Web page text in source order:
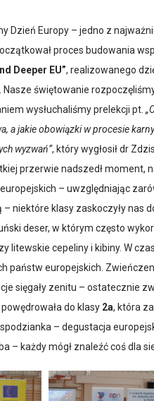
Dzień Europy – jedno z
proces budowania
Deeper EU”, realizowanego
Nasze świętowanie
wysłuchaliśmy prelekcji pt.
a jakie obowiązki w procesie
wyzwań”, który wygłosił dr
przerwie nadszedł moment,
– uwzględniając
niektóre klasy zaskoczyły nas
deser, w którym często
litewskie cepeliny i kibiny. W
państw europejskich.
sięgały zenitu – ostatecznie
do klasy 2a, która
– degustacja
– każdy mógł znaleźć coś dla